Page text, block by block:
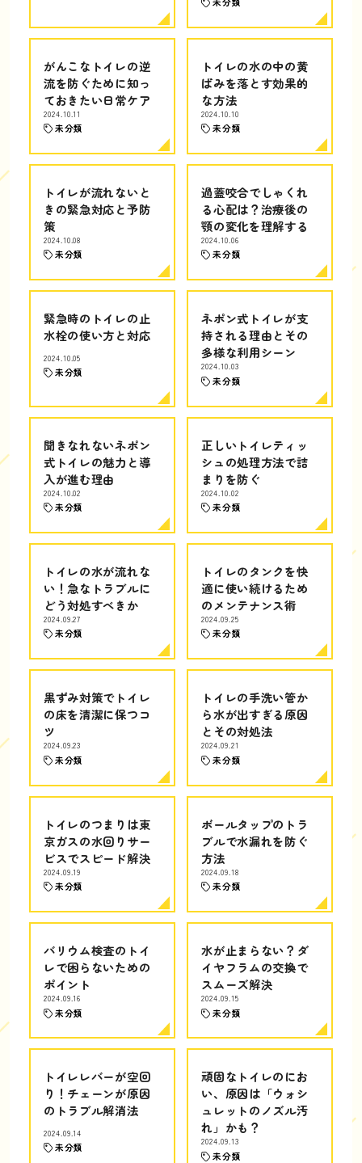
がんこなトイレの逆
流を防ぐために知っ
ておきたい日常ケア
2024.10.11
未分類
トイレの水の中の黄
ばみを落とす効果的
な方法
2024.10.10
未分類
トイレが流れないと
きの緊急対応と予防
策
2024.10.08
未分類
過蓋咬合でしゃくれ
る心配は？治療後の
顎の変化を理解する
2024.10.06
未分類
緊急時のトイレの止
水栓の使い方と対応
2024.10.05
未分類
ネポン式トイレが支
持される理由とその
多様な利用シーン
2024.10.03
未分類
聞きなれないネポン
式トイレの魅力と導
入が進む理由
2024.10.02
未分類
正しいトイレティッ
シュの処理方法で詰
まりを防ぐ
2024.10.02
未分類
トイレの水が流れな
い！急なトラブルに
どう対処すべきか
2024.09.27
未分類
トイレのタンクを快
適に使い続けるため
のメンテナンス術
2024.09.25
未分類
黒ずみ対策でトイレ
の床を清潔に保つコ
ツ
2024.09.23
未分類
トイレの手洗い管か
ら水が出すぎる原因
とその対処法
2024.09.21
未分類
トイレのつまりは東
京ガスの水回りサー
ビスでスピード解決
2024.09.19
未分類
ボールタップのトラ
ブルで水漏れを防ぐ
方法
2024.09.18
未分類
バリウム検査のトイ
レで困らないための
ポイント
2024.09.16
未分類
水が止まらない？ダ
イヤフラムの交換で
スムーズ解決
2024.09.15
未分類
トイレレバーが空回
り！チェーンが原因
のトラブル解消法
2024.09.14
未分類
頑固なトイレのにお
い、原因は「ウォシ
ュレットのノズル汚
れ」かも？
2024.09.13
未分類